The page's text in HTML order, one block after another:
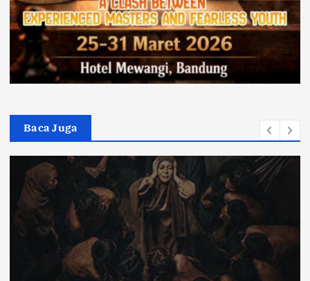
Baca Juga